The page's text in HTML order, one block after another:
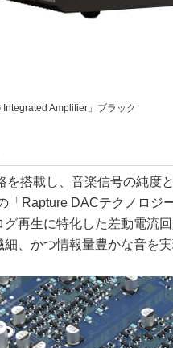
Integrated Amplifier」ブラック
を搭載し、音楽信号の純度
「Rapture DACテクノロジ
グ再生に特化した差動電流
細、かつ情報量豊かな音を